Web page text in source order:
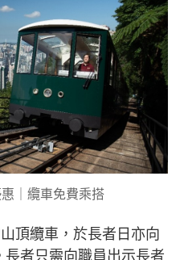
｜纜車免費乘搭
頂纜車，於長者日亦向
者只需向職員出示長者